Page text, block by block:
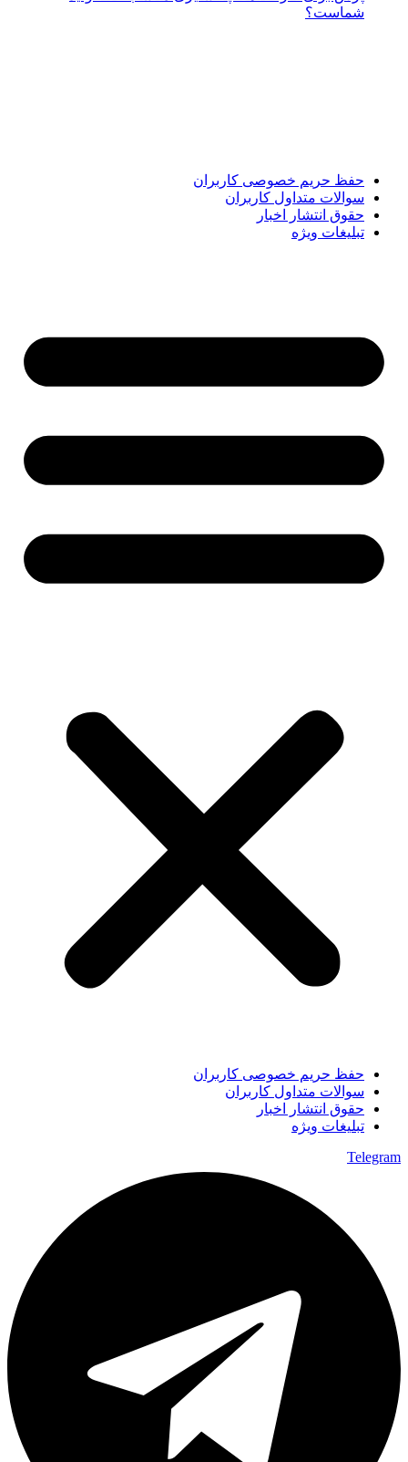
شماست؟
حفظ حریم خصوصی کاربران
سوالات متداول کاربران
حقوق انتشار اخبار
تبلیغات ویژه
حفظ حریم خصوصی کاربران
سوالات متداول کاربران
حقوق انتشار اخبار
تبلیغات ویژه
Telegram